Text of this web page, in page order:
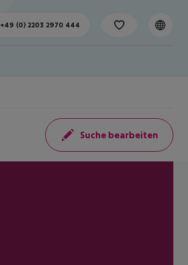
+49 (0) 2203 2970 444
Suche bearbeiten